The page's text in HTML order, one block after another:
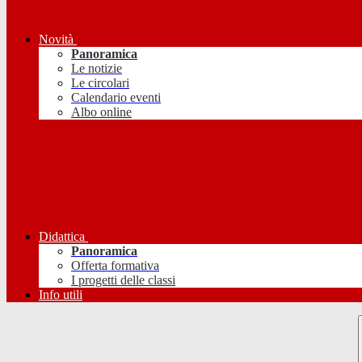
Novità
Panoramica
Le notizie
Le circolari
Calendario eventi
Albo online
Didattica
Panoramica
Offerta formativa
I progetti delle classi
Info utili